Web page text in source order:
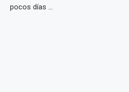
pocos días ...